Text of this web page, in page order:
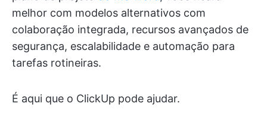
melhor com modelos alternativos com
colaboração integrada, recursos avançados de
segurança, escalabilidade e automação para
tarefas rotineiras.
É aqui que o ClickUp pode ajudar.